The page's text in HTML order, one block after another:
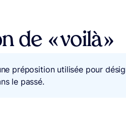
de « voilà »
préposition utilisée pour
le passé.